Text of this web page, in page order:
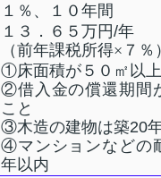
１％、１０年間
１３．６５万円/年
（前年課税所得×７％
①床面積が５０㎡以
②借入金の償還期間
こと
③木造の建物は築20
④マンションなどの
年以内